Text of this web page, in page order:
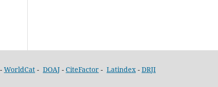
- WorldCat - DOAJ - CiteFactor - Latindex - DRJI